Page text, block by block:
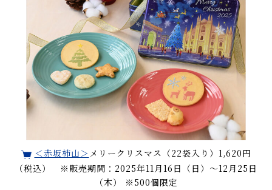
＜赤坂柿山＞ メリークリスマス（22袋入り）1,620円
（税込） ※販売期間：2025年11月16日（日）〜12月25日
（木） ※500個限定